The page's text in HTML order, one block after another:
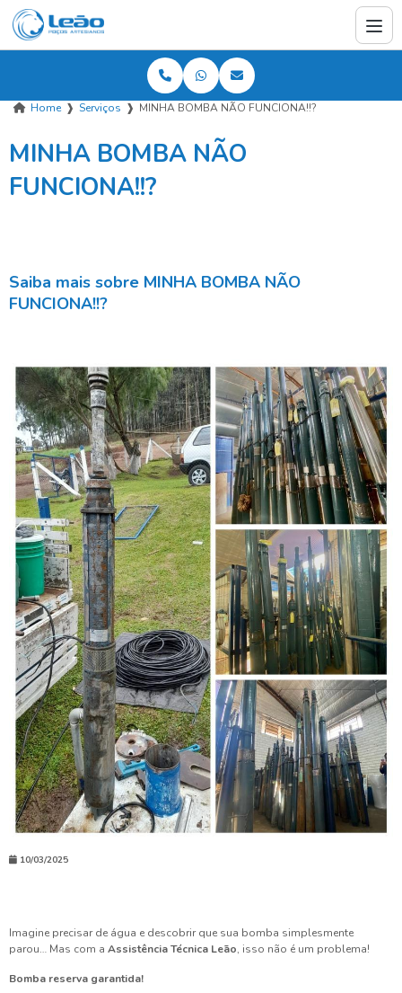
Home ❱ Serviços ❱ MINHA BOMBA NÃO FUNCIONA!!?
MINHA BOMBA NÃO
FUNCIONA!!?
Saiba mais sobre MINHA BOMBA NÃO
FUNCIONA!!?
10/03/2025
Imagine precisar de água e descobrir que sua bomba simplesmente
parou… Mas com a Assistência Técnica Leão, isso não é um problema!
Bomba reserva garantida!